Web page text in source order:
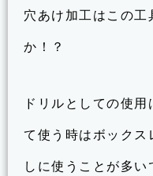
穴あけ加工はこの工
か！？
ドリルとしての使
て使う時はボックス
しに使うことが多い